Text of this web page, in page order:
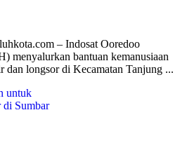
– Indosat Ooredoo
menyalurkan bantuan kemanusiaan
dan longsor di Kecamatan Tanjung ...